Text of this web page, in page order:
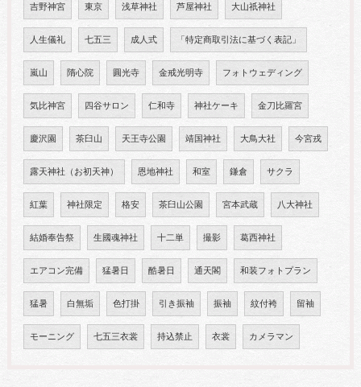
吉野神宮 東京 浅草神社 芦屋神社 大山祇神社
人生儀礼 七五三 成人式 「特定商取引法に基づく表記」
嵐山 隋心院 圓光寺 金戒光明寺 フォトウェディング
気比神宮 四谷サロン 仁和寺 神社ケーキ 金刀比羅宮
慶沢園 茶臼山 天王寺公園 靖国神社 大鳥大社 今宮戎
露天神社（お初天神） 恩地神社 和室 鎌倉 サクラ
紅葉 神社限定 格安 茶臼山公園 宮本武蔵 八大神社
結婚奉告祭 生國魂神社 十二単 撮影 葛西神社
エアコン完備 猛暑日 酷暑日 通天閣 和装フォトプラン
猛暑 白無垢 色打掛 引き振袖 振袖 紋付袴 留袖
モーニング 七五三衣裳 持込禁止 衣裳 カメラマン